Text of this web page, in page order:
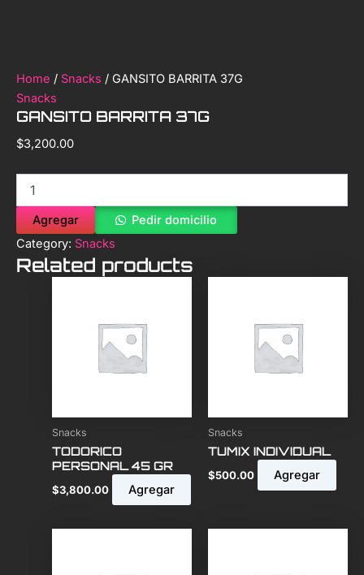
Home / Snacks / GANSITO BARRITA 37G
Snacks
GANSITO BARRITA 37G
$3,200.00
Agregar
Pedir domicilio
Category: Snacks
Related products
Snacks
TODORICO
PERSONAL 45 GR
$3,800.00 Agregar
Snacks
TUMIX INDIVIDUAL
$500.00 Agregar